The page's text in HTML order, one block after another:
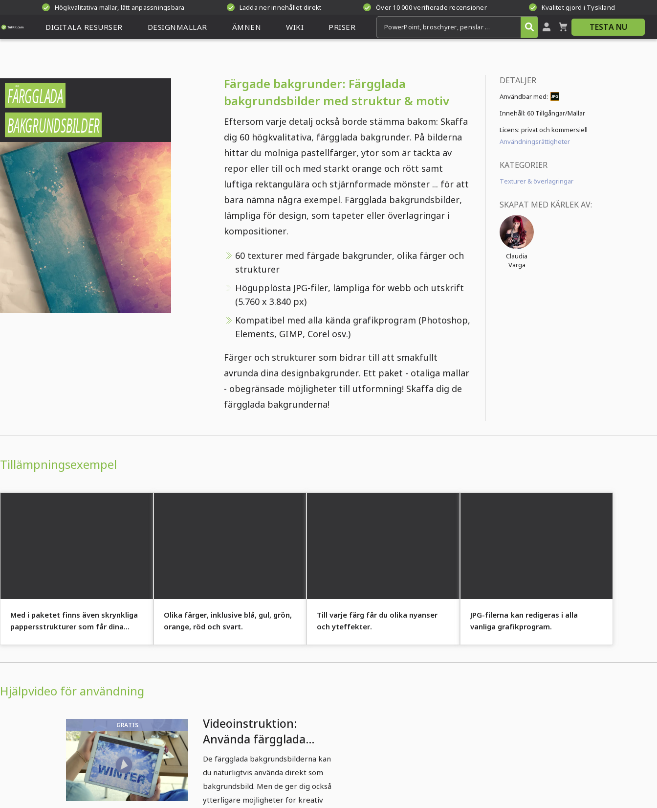
Högkvalitativa mallar, lätt anpassningsbara Ladda ner innehållet direkt Över 10 000 verifierade recensioner Kvalitet gjord i Tyskland
DIGITALA RESURSER DESIGNMALLAR ÄMNEN WIKI PRISER TESTA NU
FÄRGGLADA
BAKGRUNDSBILDER
Färgade bakgrunder: Färgglada
bakgrundsbilder med struktur & motiv
Eftersom varje detalj också borde stämma bakom: Skaffa
dig 60 högkvalitativa, färgglada bakgrunder. På bilderna
hittar du molniga pastellfärger, ytor som är täckta av
repor eller till och med starkt orange och rött samt
luftiga rektangulära och stjärnformade mönster ... för att
bara nämna några exempel. Färgglada bakgrundsbilder,
lämpliga för design, som tapeter eller överlagringar i
kompositioner.
60 texturer med färgade bakgrunder, olika färger och
strukturer
Högupplösta JPG-filer, lämpliga för webb och utskrift
(5.760 x 3.840 px)
Kompatibel med alla kända grafikprogram (Photoshop,
Elements, GIMP, Corel osv.)
Färger och strukturer som bidrar till att smakfullt
avrunda dina designbakgrunder. Ett paket - otaliga mallar
- obegränsade möjligheter till utformning! Skaffa dig de
färgglada bakgrunderna!
DETALJER
Användbar med:
Innehåll:60 Tillgångar/Mallar
Licens: privat och kommersiell
Användningsrättigheter
KATEGORIER
Texturer & överlagringar
SKAPAT MED KÄRLEK AV:
Claudia
Varga
Tillämpningsexempel
Med i paketet finns även skrynkliga
pappersstrukturer som får dina
Olika färger, inklusive blå, gul, grön,
orange, röd och svart.
Till varje färg får du olika nyanser
och yteffekter.
JPG-filerna kan redigeras i alla
vanliga grafikprogram.
Hjälpvideo för användning
GRATIS
Videoinstruktion:
Använda färgglada
bakgrundsbilder
De färgglada bakgrundsbilderna kan
du naturligtvis använda direkt som
bakgrundsbild. Men de ger dig också
ytterligare möjligheter för kreativ